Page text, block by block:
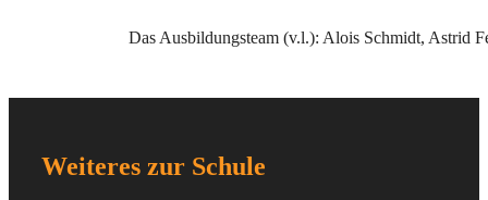
Das Ausbildungsteam (v.l.): Alois Schmidt, Astrid
Weiteres zur Schule